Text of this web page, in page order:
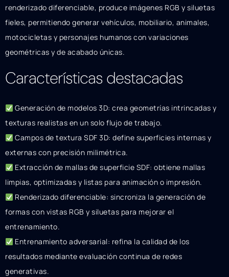
renderizado diferenciable, produce imágenes RGB y siluetas
fieles, permitiendo generar vehículos, mobiliario, animales,
motocicletas y personajes humanos con variaciones
geométricas y de acabado únicas.
Características destacadas
Generación de modelos 3D: crea geometrías intrincadas y
texturas realistas en un solo flujo de trabajo.
Campos de textura SDF 3D: define superficies internas y
externas con precisión milimétrica.
Extracción de mallas de superficie SDF: obtiene mallas
limpias, optimizadas y listas para animación o impresión.
Renderizado diferenciable: sincroniza la generación de
formas con vistas RGB y siluetas para mejorar el
entrenamiento.
Entrenamiento adversarial: refina la calidad de los
resultados mediante evaluación continua de redes
generativas.